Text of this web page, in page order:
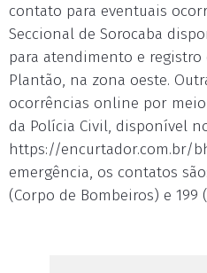
contato para eventuais
Seccional de Sorocaba
para atendimento e
Plantão, na zona oeste.
ocorrências online por
da Polícia Civil, disponível
https://encurtador.com.br/
emergência, os contatos são:
(Corpo de Bombeiros) e 199